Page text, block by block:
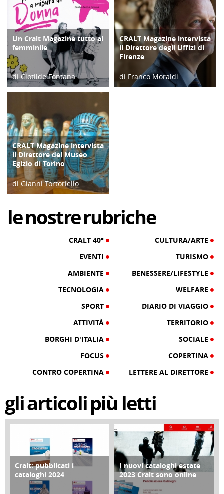
COPERTINA
Un Cralt Magazine tutto al
femminile
di Clotilde Fontana
28/02/23
COPERTINA
CRALT Magazine intervista
il Direttore degli Uffizi di
Firenze
di Franco Moraldi
COPERTINA
CRALT Magazine intervista
il Direttore del Museo
Egizio di Torino
di Gianni Tortoriello
lenostrerubriche
CRALT 40°
CULTURA/ARTE
EVENTI
TURISMO
AMBIENTE
BENESSERE/LIFESTYLE
TECNOLOGIA
WELFARE
SPORT
DIARIO DI VIAGGIO
ATTIVITÀ
TERRITORIO
BORGHI D'ITALIA
SOCIALE
FOCUS
COPERTINA
CONTRO COPERTINA
LETTERE AL DIRETTORE
gliarticolipiù letti
COPERTINA
Cralt: pubblicati i
cataloghi 2024
CONTRO COPERTINA
I nuovi cataloghi estate
2023 Cralt sono online